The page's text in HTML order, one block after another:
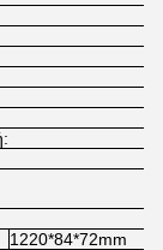
1220*84*72mm